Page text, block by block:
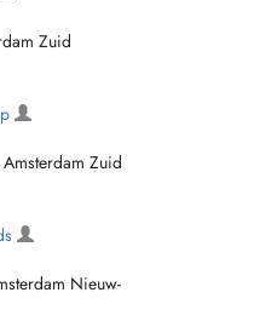
Zuid
Zuid
Nieuw-